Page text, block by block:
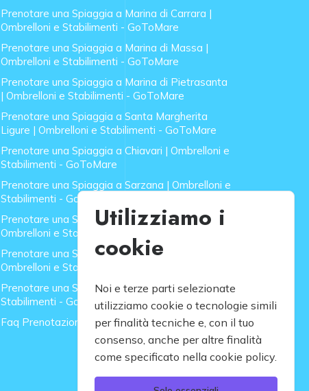
Prenotare una Spiaggia a Marina di Carrara |
Ombrelloni e Stabilimenti - GoToMare
Prenotare una Spiaggia a Marina di Massa |
Ombrelloni e Stabilimenti - GoToMare
Prenotare una Spiaggia a Marina di Pietrasanta
| Ombrelloni e Stabilimenti - GoToMare
Prenotare una Spiaggia a Santa Margherita
Ligure | Ombrelloni e Stabilimenti - GoToMare
Prenotare una Spiaggia a Chiavari | Ombrelloni e
Stabilimenti - GoToMare
Prenotare una Spiaggia a Sarzana | Ombrelloni e
Stabilimenti - GoToMare
Prenotare una Spiaggia a Forte dei Marmi |
Ombrelloni e Stabilimenti - GoToMare
Prenotare una Spiaggia a Lido di Camaiore |
Ombrelloni e Stabilimenti - GoToMare
Prenotare una Spiaggia a Rapallo | Ombrelloni e
Stabilimenti - GoToMare
Faq Prenotazione Spiagge
Utilizziamo i
cookie
Noi e terze parti selezionate
utilizziamo cookie o tecnologie simili
per finalità tecniche e, con il tuo
consenso, anche per altre finalità
come specificato nella cookie policy.